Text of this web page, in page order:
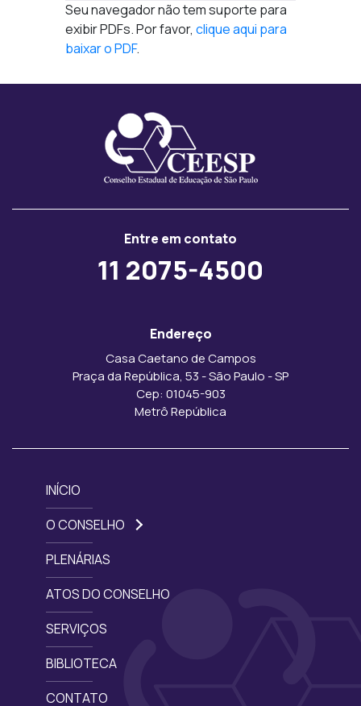
Seu navegador não tem suporte para
exibir PDFs. Por favor, clique aqui para
baixar o PDF.
Entre em contato
11 2075-4500
Endereço
Casa Caetano de Campos
Praça da República, 53 - São Paulo - SP
Cep: 01045-903
Metrô República
INÍCIO
O CONSELHO
PLENÁRIAS
ATOS DO CONSELHO
SERVIÇOS
BIBLIOTECA
CONTATO